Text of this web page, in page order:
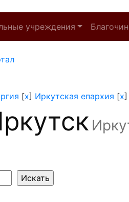
учреждения
[x] Иркутская епархия [x]